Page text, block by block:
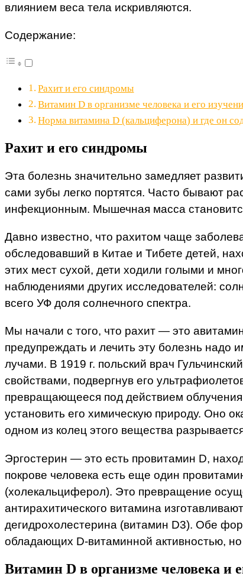
влиянием веса тела искривляются.
Содержание:
Рахит и его синдромы
Витамин D в организме человека и его
Норма витамина D (кальциферона) и где он
Рахит и его синдромы
Эта болезнь значительно замедляет
сами зубы легко портятся. Часто бывают
инфекционным. Мышечная масса
Давно известно, что рахитом чаще
обследовавший в Китае и Тибете детей,
этих мест сухой, дети ходили голыми и
наблюдениями других исследователей:
всего УФ доля солнечного спектра.
Мы начали с того, что рахит — это
предупреждать и лечить эту болезнь надо
лучами. В 1919 г. польский врач
свойствами, подвергнув его
превращающееся под действием
установить его химическую природу. Оно
одном из колец этого вещества
Эргостерин — это есть провитамин D,
покрове человека есть еще один
(холекальциферол). Это превращение
антирахитического витамина
дегидрохолестерина (витамин D3). Обе
обладающих D-витаминной активностью,
Витамин D в организме человека и